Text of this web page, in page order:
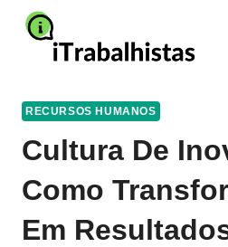
Pular
para
RECURSOS HUMANOS
Cultura De
Como
Em